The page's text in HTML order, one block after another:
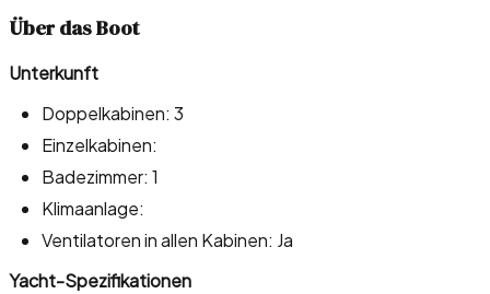
Über das Boot
Unterkunft
Doppelkabinen: 3
Einzelkabinen:
Badezimmer: 1
Klimaanlage:
Ventilatoren in allen Kabinen: Ja
Yacht-Spezifikationen